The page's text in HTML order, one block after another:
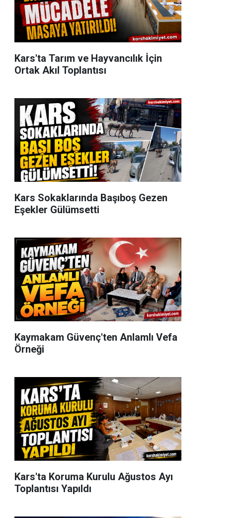
Kars'ta Tarım ve Hayvancılık İçin
Ortak Akıl Toplantısı
Kars Sokaklarında Başıboş Gezen
Eşekler Gülümsetti
Kaymakam Güvenç'ten Anlamlı Vefa
Örneği
Kars'ta Koruma Kurulu Ağustos Ayı
Toplantısı Yapıldı